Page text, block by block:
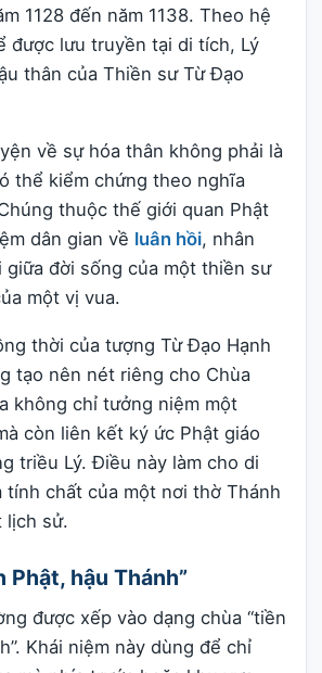
1128 đến năm 1138. Theo hệ
được lưu truyền tại di tích, Lý
thân của Thiền sư Từ Đạo
về sự hóa thân không phải là
thể kiểm chứng theo nghĩa
thuộc thế giới quan Phật
dân gian về luân hồi, nhân
giữa đời sống của một thiền sư
một vị vua.
thời của tượng Từ Đạo Hạnh
tạo nên nét riêng cho Chùa
không chỉ tưởng niệm một
còn liên kết ký ức Phật giáo
triều Lý. Điều này làm cho di
tính chất của một nơi thờ Thánh
lịch sử.
Phật, hậu Thánh”
được xếp vào dạng chùa “tiền
Khái niệm này dùng để chỉ